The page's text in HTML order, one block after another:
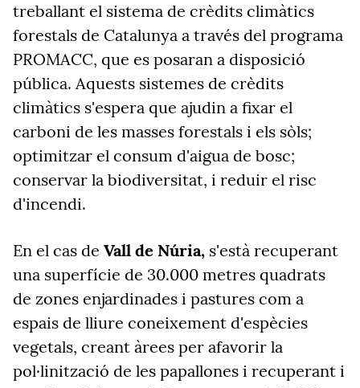
treballant el sistema de crèdits climàtics
forestals de Catalunya a través del programa
PROMACC, que es posaran a disposició
pública. Aquests sistemes de crèdits
climàtics s'espera que ajudin a fixar el
carboni de les masses forestals i els sòls;
optimitzar el consum d'aigua de bosc;
conservar la biodiversitat, i reduir el risc
d'incendi.
En el cas de Vall de Núria, s'està recuperant
una superfície de 30.000 metres quadrats
de zones enjardinades i pastures com a
espais de lliure coneixement d'espècies
vegetals, creant àrees per afavorir la
pol·linització de les papallones i recuperant i